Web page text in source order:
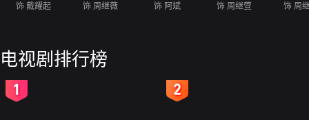
饰 戴耀起 饰 周继薇 饰 阿斌 饰 周继萱 饰 周
电视剧排行榜